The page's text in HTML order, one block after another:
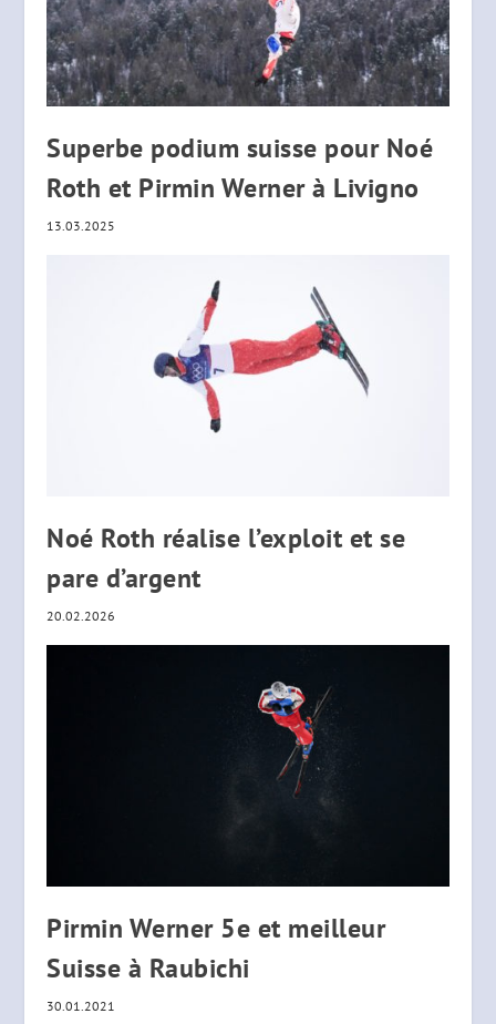
Superbe podium suisse pour Noé
Roth et Pirmin Werner à Livigno
13.03.2025
Noé Roth réalise l’exploit et se
pare d’argent
20.02.2026
Pirmin Werner 5e et meilleur
Suisse à Raubichi
30.01.2021